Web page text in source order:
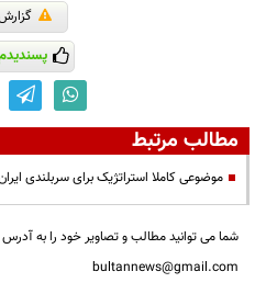
مطالب مرتبط
موضوعی کاملا استراتژیک برای سربلندی
شما می توانید مطالب و تصاویر خود را به آدرس
bultannews@gmail.com